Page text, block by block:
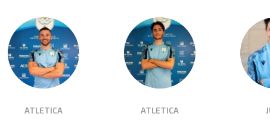
ATLETICA ATLETICA